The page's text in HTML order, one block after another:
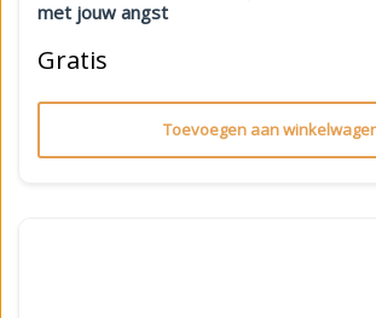
met jouw angst
Gratis
Toevoegen aan